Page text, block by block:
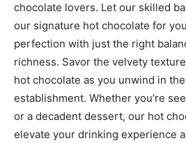
chocolate lovers. Let our skilled
our signature hot chocolate for
perfection with just the right
richness. Savor the velvety
hot chocolate as you unwind in
establishment. Whether you’re
or a decadent dessert, our hot
elevate your drinking experience